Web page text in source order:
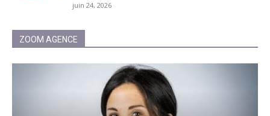
juin 24, 2026
ZOOM AGENCE